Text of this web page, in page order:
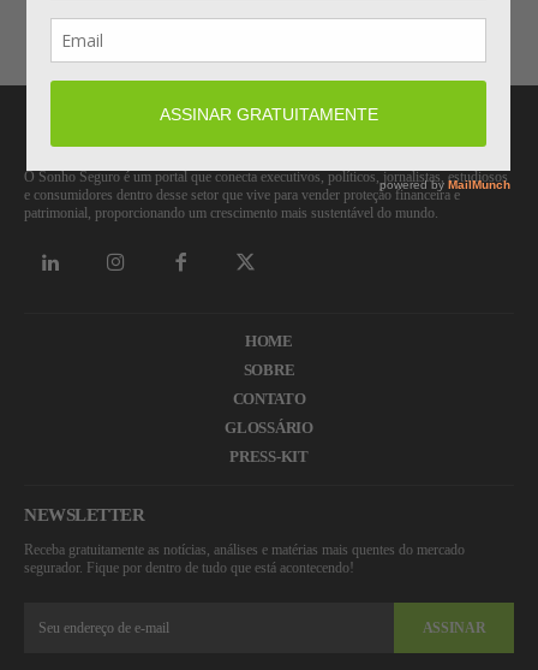
O Sonho Seguro é um portal que conecta executivos, políticos, jornalistas, estudiosos
e consumidores dentro desse setor que vive para vender proteção financeira e
patrimonial, proporcionando um crescimento mais sustentável do mundo.
HOME
SOBRE
CONTATO
GLOSSÁRIO
PRESS-KIT
NEWSLETTER
Receba gratuitamente as notícias, análises e matérias mais quentes do mercado
segurador. Fique por dentro de tudo que está acontecendo!
ASSINAR